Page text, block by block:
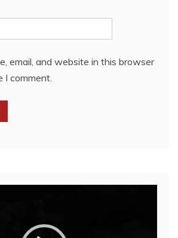
email, and website in this browser
comment.